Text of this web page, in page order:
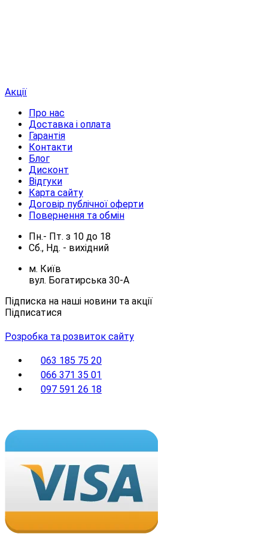
Акції
Про нас
Доставка і оплата
Гарантія
Контакти
Блог
Дисконт
Відгуки
Карта сайту
Договір публічної оферти
Повернення та обмін
Пн.- Пт. з 10 до 18
Сб., Нд. - вихідний
м. Київ
вул. Богатирська 30-А
Підписка на наші новини та акції
Підписатися
Розробка та розвиток сайту
063 185 75 20
066 371 35 01
097 591 26 18